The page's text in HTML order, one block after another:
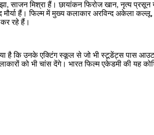
साजन मिश्रा हैं। छायांकन फिरोज खान, नृत्य
हैं। फिल्म में मुख्य कलाकार अरविन्द अकेला कल्लू,
रहे हैं।
है कि उनके एक्टिंग स्कूल से जो भी स्टूडेंट्स पास आउट
को भी चांस देंगे। भारत फिल्म एकेडमी की यह